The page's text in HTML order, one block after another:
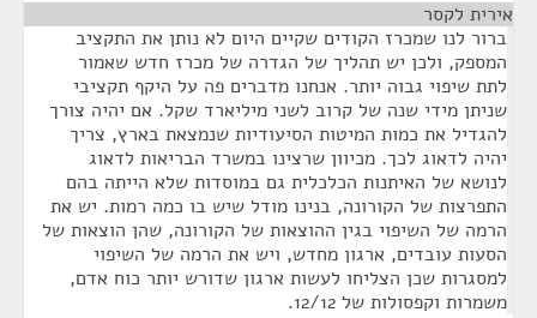
אירית לקסר
ברור לנו שמכרז הקודים שקיים היום לא נותן את התקציב
המספק, ולכן יש תהליך של הגדרה של מכרז חדש שאמור
לתת שיפוי גבוה יותר. אנחנו מדברים פה על היקף תקציבי
שניתן מידי שנה של קרוב לשני מיליארד שקל. אם יהיה צורך
להגדיל את כמות המיטות הסיעודיות שנמצאת בארץ, צריך
יהיה לדאוג לכך. מכיוון שרצינו במשרד הבריאות לדאוג
לנושא של האיתנות הכלכלית גם במוסדות שלא הייתה בהם
התפרצות של הקורונה, בנינו מודל שיש בו כמה רמות. יש את
הרמה של השיפוי בגין ההוצאות של הקורונה, שהן הוצאות של
הסעות עובדים, ארגון מחדש, ויש את הרמה של השיפוי
למסגרות שכן הצליחו לעשות ארגון שדורש יותר כוח אדם,
משמרות וקפסולות של 12/12.